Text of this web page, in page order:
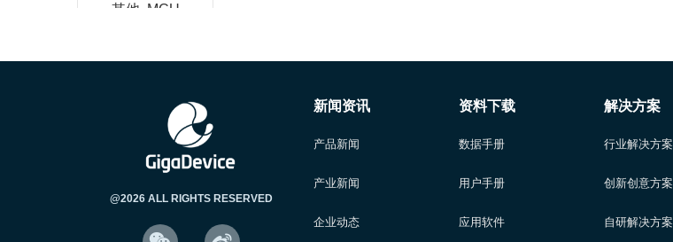
其他 MCU
@2026 ALL RIGHTS RESERVED
新闻资讯
产品新闻
产业新闻
企业动态
资料下载
数据手册
用户手册
应用软件
解决方案
行业解决方案
创新创意方案
自研解决方案